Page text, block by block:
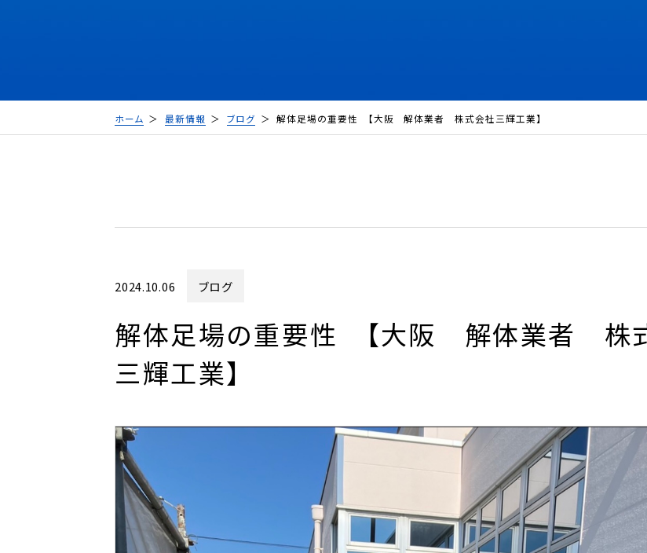
ホーム 最新情報 ブログ 解体足場の重要性 【大阪 解体業者 株式会社三輝工業】
2024.10.06 ブログ
解体足場の重要性 【大阪 解体業者 株
三輝工業】